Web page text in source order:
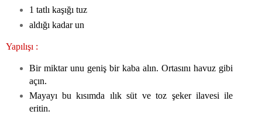
1 tatlı kaşığı tuz
aldığı kadar un
Yapılışı :
Bir miktar unu geniş bir kaba alın. Ortasını havuz gibi
açın.
Mayayı bu kısımda ılık süt ve toz şeker ilavesi ile
eritin.